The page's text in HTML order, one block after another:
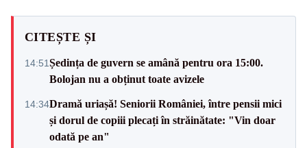
CITEȘTE ȘI
14:51Ședința de guvern se amână pentru ora 15:00.
Bolojan nu a obținut toate avizele
14:34Dramă uriașă! Seniorii României, între pensii mici
și dorul de copiii plecați în străinătate: "Vin doar
odată pe an"